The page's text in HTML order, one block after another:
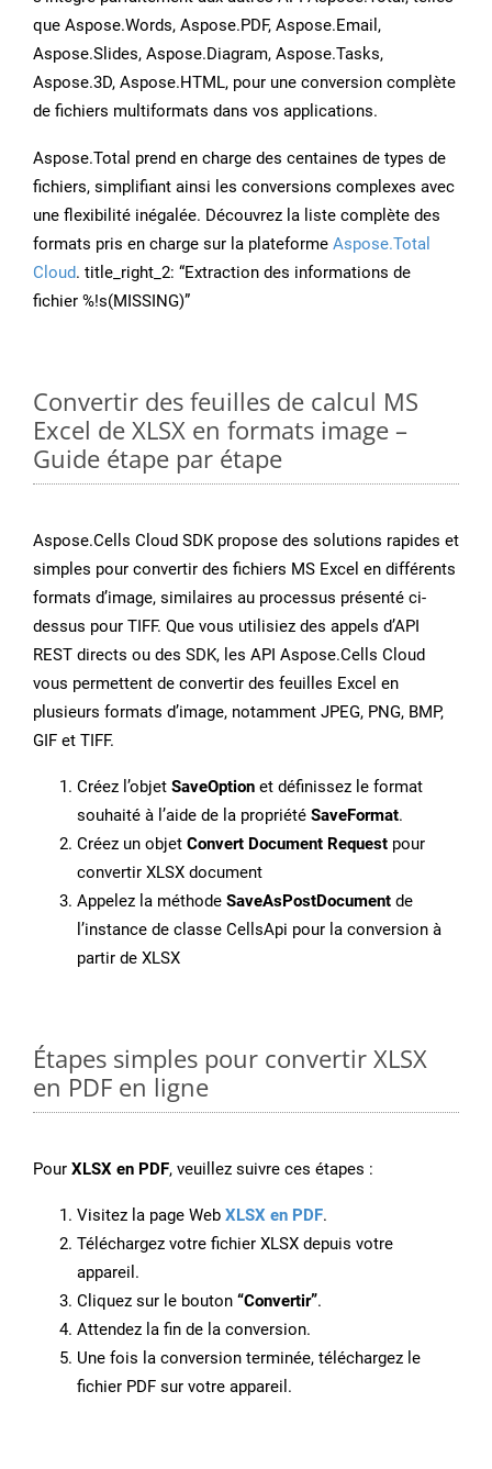
que Aspose.Words, Aspose.PDF, Aspose.Email,
Aspose.Slides, Aspose.Diagram, Aspose.Tasks,
Aspose.3D, Aspose.HTML, pour une conversion complète
de fichiers multiformats dans vos applications.
Aspose.Total prend en charge des centaines de types de
fichiers, simplifiant ainsi les conversions complexes avec
une flexibilité inégalée. Découvrez la liste complète des
formats pris en charge sur la plateforme Aspose.Total
Cloud. title_right_2: “Extraction des informations de
fichier %!s(MISSING)”
Convertir des feuilles de calcul MS
Excel de XLSX en formats image –
Guide étape par étape
Aspose.Cells Cloud SDK propose des solutions rapides et
simples pour convertir des fichiers MS Excel en différents
formats d’image, similaires au processus présenté ci-
dessus pour TIFF. Que vous utilisiez des appels d’API
REST directs ou des SDK, les API Aspose.Cells Cloud
vous permettent de convertir des feuilles Excel en
plusieurs formats d’image, notamment JPEG, PNG, BMP,
GIF et TIFF.
Créez l’objet SaveOption et définissez le format
souhaité à l’aide de la propriété SaveFormat.
Créez un objet Convert Document Request pour
convertir XLSX document
Appelez la méthode SaveAsPostDocument de
l’instance de classe CellsApi pour la conversion à
partir de XLSX
Étapes simples pour convertir XLSX
en PDF en ligne
Pour XLSX en PDF, veuillez suivre ces étapes :
Visitez la page Web XLSX en PDF.
Téléchargez votre fichier XLSX depuis votre
appareil.
Cliquez sur le bouton “Convertir”.
Attendez la fin de la conversion.
Une fois la conversion terminée, téléchargez le
fichier PDF sur votre appareil.